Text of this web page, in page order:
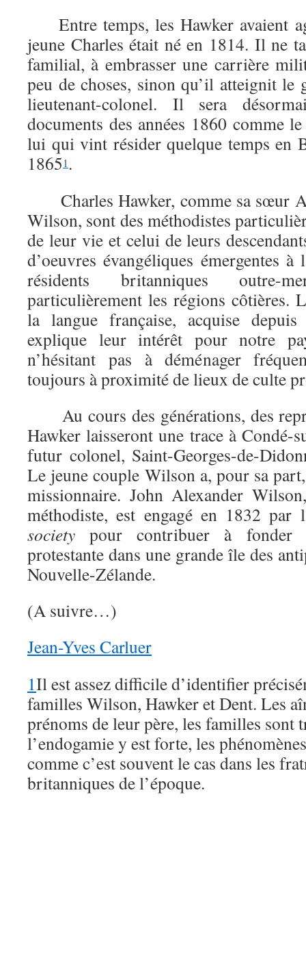
Entre temps, les Hawker avaient
jeune Charles était né en 1814. Il ne
familial, à embrasser une carrière
peu de choses, sinon qu’il atteignit le
lieutenant-colonel. Il sera
documents des années 1860 comme
lui qui vint résider quelque temps en
18651 .
Charles Hawker, comme sa sœur
Wilson, sont des méthodistes
de leur vie et celui de leurs
d’oeuvres évangéliques émergentes à
résidents britanniques outre-
particulièrement les régions côtières.
la langue française, acquise
explique leur intérêt pour notre
n’hésitant pas à déménager
toujours à proximité de lieux de culte
Au cours des générations, des
Hawker laisseront une trace à Condé-
futur colonel, Saint-Georges-de-
Le jeune couple Wilson a, pour sa
missionnaire. John Alexander
méthodiste, est engagé en 1832
society pour contribuer à fonder
protestante dans une grande île des
Nouvelle-Zélande.
(A suivre…)
Jean-Yves Carluer
1Il est assez difficile d’identifier
familles Wilson, Hawker et Dent. Les
prénoms de leur père, les familles sont
l’endogamie y est forte, les
comme c’est souvent le cas dans les
britanniques de l’époque.